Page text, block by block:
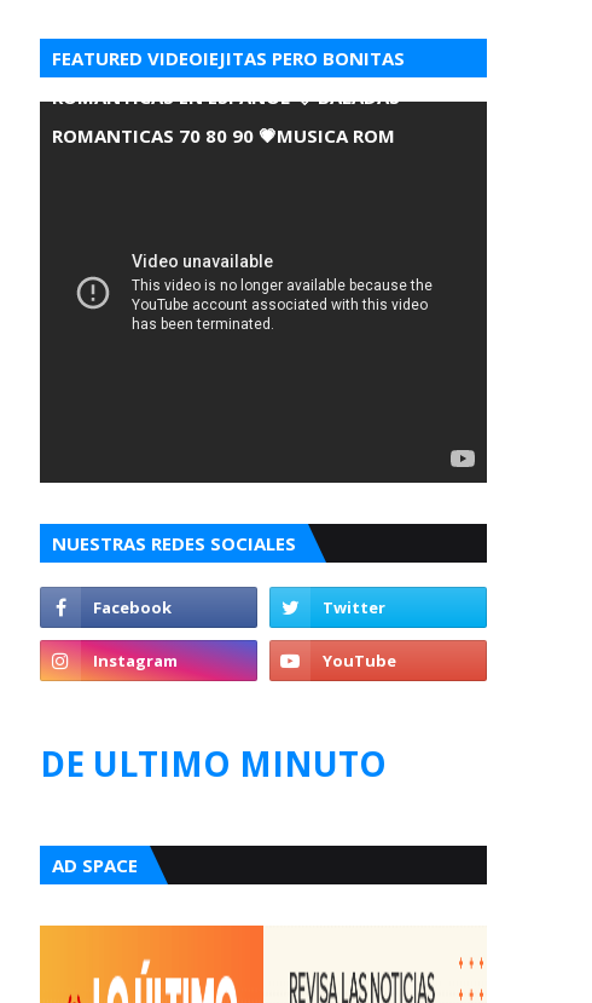
FEATURED VIDEOIEJITAS PERO BONITAS
ROMANTICAS EN ESPANOL 💘 BALADAS
ROMANTICAS 70 80 90 💗MUSICA ROM
NUESTRAS REDES SOCIALES
DE ULTIMO MINUTO
AD SPACE